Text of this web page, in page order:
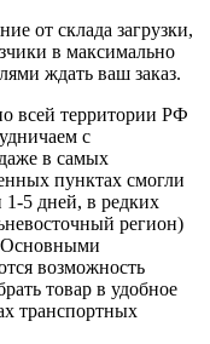
от склада загрузки,
в максимально
ждать ваш заказ.
всей территории РФ
с
в самых
пунктах смогли
1-5 дней, в редких
регион)
Основными
возможность
товар в удобное
транспортных